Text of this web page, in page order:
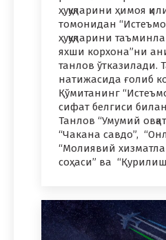
ҳуқуқларини ҳимоя
томонидан
ҳуқуқларини
яхши корхона”ни
танлов ўтказилади.
натижасида ғолиб
Қўмитанинг
сифат белгиси
Танлов “Умумий
“Чакана савдо”,
“Молиявий
соҳаси” ва